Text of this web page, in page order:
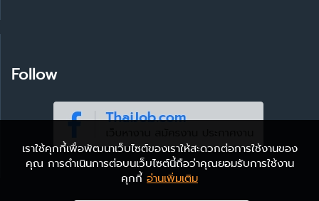
Follow
เราใช้คุกกี้เพื่อพัฒนาเว็บไซต์ของเราให้สะดวกต่อการใช้งานของ
คุณ การดำเนินการต่อบนเว็บไซต์นี้ถือว่าคุณยอมรับการใช้งาน
คุกกี้ อ่านเพิ่มเติม